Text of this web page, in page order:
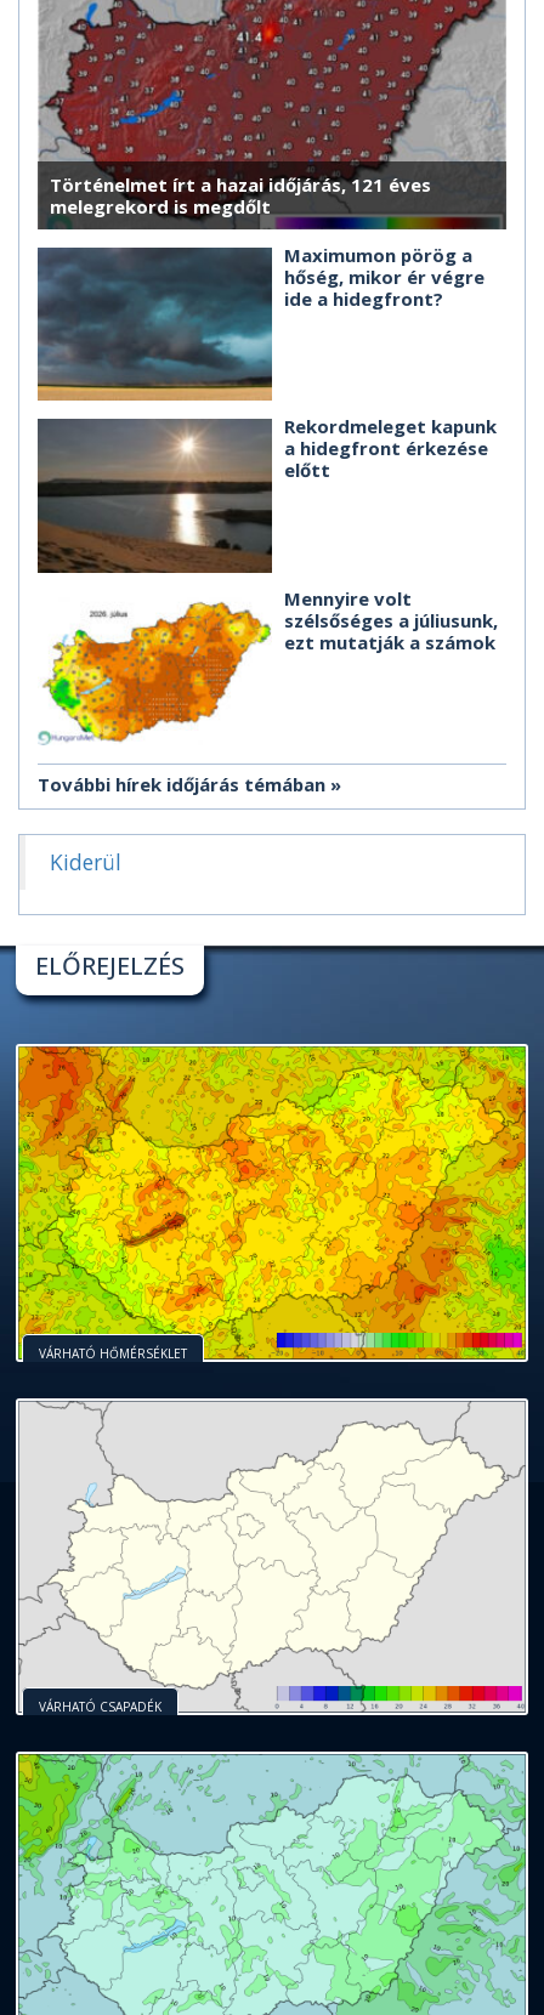
Történelmet írt a hazai időjárás, 121 éves
melegrekord is megdőlt
Maximumon pörög a
hőség, mikor ér végre
ide a hidegfront?
Rekordmeleget kapunk
a hidegfront érkezése
előtt
Mennyire volt
szélsőséges a júliusunk,
ezt mutatják a számok
További hírek időjárás témában
Kiderül
ELŐREJELZÉS
VÁRHATÓ HŐMÉRSÉKLET
VÁRHATÓ CSAPADÉK